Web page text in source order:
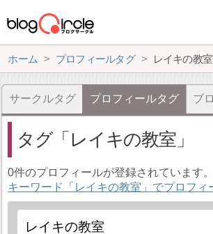
ホーム プロフィールタグ レイキの教室
サークルタグ プロフィールタグ ブ
タグ レイキの教室
0件のプロフィールが登録されています。
キーワード「レイキの教室」でプロフィ